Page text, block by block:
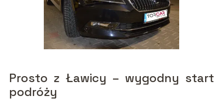
Prosto z Ławicy – wygodny start
podróży